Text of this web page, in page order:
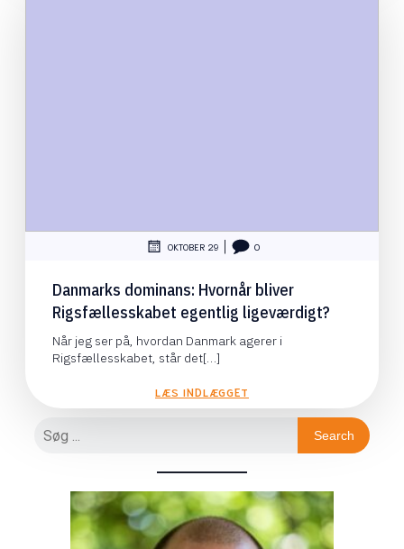
OKTOBER 29 0
Danmarks dominans: Hvornår bliver
Rigsfællesskabet egentlig ligeværdigt?
Når jeg ser på, hvordan Danmark agerer i
Rigsfællesskabet, står det[…]
LÆS INDLÆGGET
Search